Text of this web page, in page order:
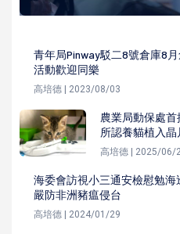
青年局Pinway駁二8號倉庫8
活動歡迎同樂
高培德 | 2023/08/03
農業局動保處
所認養貓植入
高培德 | 2025/06/
海委會訪視小三通安檢慰勉
嚴防非洲豬瘟侵台
高培德 | 2024/01/29